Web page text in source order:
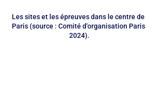
Les sites et les épreuves dans le centre de
Paris (source : Comité d'organisation Paris
2024).